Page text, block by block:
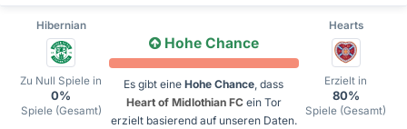
Hibernian Hearts
Zu Null Spiele in
0%
Spiele (Gesamt)
Hohe Chance
Es gibt eine Hohe Chance, dass
Heart of Midlothian FCein Tor
erzielt basierend auf unseren Daten.
Erzielt in
80%
Spiele (Gesamt)